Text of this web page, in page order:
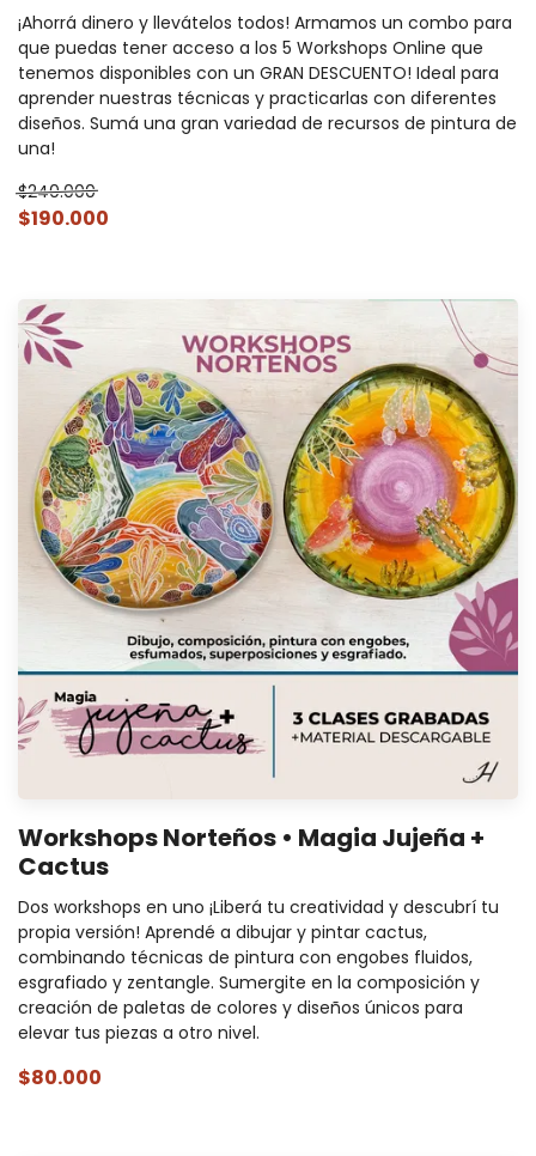
¡Ahorrá dinero y llevátelos todos! Armamos un combo para
que puedas tener acceso a los 5 Workshops Online que
tenemos disponibles con un GRAN DESCUENTO! Ideal para
aprender nuestras técnicas y practicarlas con diferentes
diseños. Sumá una gran variedad de recursos de pintura de
una!
$240.000
$190.000
Workshops Norteños • Magia Jujeña +
Cactus
Dos workshops en uno ¡Liberá tu creatividad y descubrí tu
propia versión! Aprendé a dibujar y pintar cactus,
combinando técnicas de pintura con engobes fluidos,
esgrafiado y zentangle. Sumergite en la composición y
creación de paletas de colores y diseños únicos para
elevar tus piezas a otro nivel.
$80.000